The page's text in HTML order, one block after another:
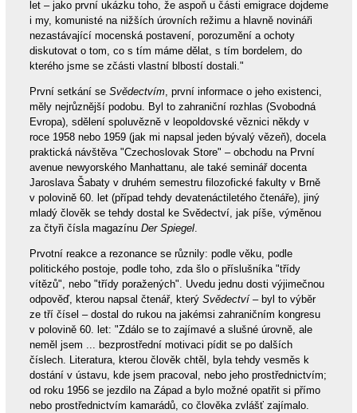
let – jako první ukázku toho, že aspoň u části emigrace dojdeme
i my, komunisté na nižších úrovních režimu a hlavně novináři
nezastávající mocenská postavení, porozumění a ochoty
diskutovat o tom, co s tím máme dělat, s tím bordelem, do
kterého jsme se zčásti vlastní blbostí dostali."
První setkání se Svědectvím, první informace o jeho existenci,
měly nejrůznější podobu. Byl to zahraniční rozhlas (Svobodná
Evropa), sdělení spoluvězně v leopoldovské věznici někdy v
roce 1958 nebo 1959 (jak mi napsal jeden bývalý vězeň), docela
praktická návštěva "Czechoslovak Store" – obchodu na První
avenue newyorského Manhattanu, ale také seminář docenta
Jaroslava Šabaty v druhém semestru filozofické fakulty v Brně
v polovině 60. let (případ tehdy devatenáctiletého čtenáře), jiný
mladý člověk se tehdy dostal ke Svědectví, jak píše, výměnou
za čtyři čísla magazínu Der Spiegel.
Prvotní reakce a rezonance se různily: podle věku, podle
politického postoje, podle toho, zda šlo o příslušníka "třídy
vítězů", nebo "třídy poražených". Uvedu jednu dosti výjimečnou
odpověď, kterou napsal čtenář, který Svědectví– byl to výběr
ze tří čísel – dostal do rukou na jakémsi zahraničním kongresu
v polovině 60. let: "Zdálo se to zajímavé a slušné úrovně, ale
neměl jsem ... bezprostřední motivaci pídit se po dalších
číslech. Literatura, kterou člověk chtěl, byla tehdy vesměs k
dostání v ústavu, kde jsem pracoval, nebo jeho prostřednictvím;
od roku 1956 se jezdilo na Západ a bylo možné opatřit si přímo
nebo prostřednictvím kamarádů, co člověka zvlášť zajímalo.